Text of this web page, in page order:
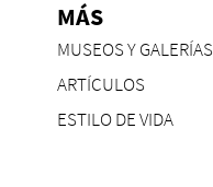
MÁS
MUSEOS Y GALERÍAS
ARTÍCULOS
ESTILO DE VIDA